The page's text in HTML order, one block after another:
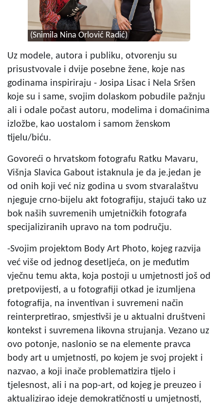
(Snimila Nina Orlović Radić)
Uz modele, autora i publiku, otvorenju su
prisustvovale i dvije posebne žene, koje nas
godinama inspiriraju - Josipa Lisac i Nela Sršen
koje su i same, svojim dolaskom pobudile pažnju
ali i odale počast autoru, modelima i domaćinima
izložbe, kao uostalom i samom ženskom
tijelu/biću.
Govoreći o hrvatskom fotografu Ratku Mavaru,
Višnja Slavica Gabout istaknula je da je.jedan je
od onih koji već niz godina u svom stvaralaštvu
njeguje crno-bijelu akt fotografiju, stajući tako uz
bok naših suvremenih umjetničkih fotografa
specijaliziranih upravo na tom području.
-Svojim projektom Body Art Photo, kojeg razvija
već više od jednog desetljeća, on je međutim
vječnu temu akta, koja postoji u umjetnosti još od
pretpovijesti, a u fotografiji otkad je izumljena
fotografija, na inventivan i suvremeni način
reinterpretirao, smjestivši je u aktualni društveni
kontekst i suvremena likovna strujanja. Vezano uz
ovo potonje, naslonio se na elemente pravca
body art u umjetnosti, po kojem je svoj projekt i
nazvao, a koji inače problematizira tijelo i
tjelesnost, ali i na pop-art, od kojeg je preuzeo i
aktualizirao ideje demokratičnosti u umjetnosti,